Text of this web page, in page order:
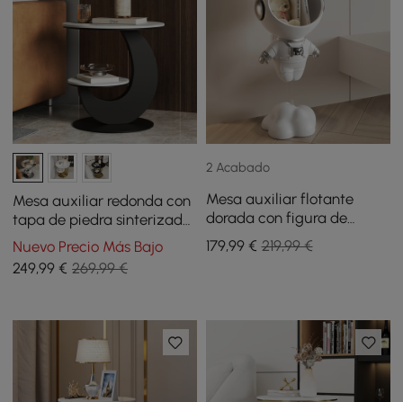
Mesa auxiliar redonda con
tapa de piedra sinterizada
con 2 niveles, 51 cm
Nuevo Precio Más Bajo
249,99 € 269,99 €
2 Acabado
Mesa auxiliar flotante
dorada con figura de
astronauta de resina con
almacenamiento
179,99€ 219,99 €